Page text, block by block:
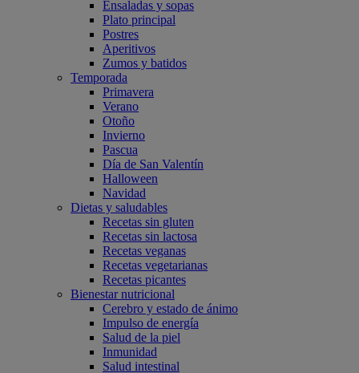
Ensaladas y sopas
Plato principal
Postres
Aperitivos
Zumos y batidos
Temporada
Primavera
Verano
Otoño
Invierno
Pascua
Día de San Valentín
Halloween
Navidad
Dietas y saludables
Recetas sin gluten
Recetas sin lactosa
Recetas veganas
Recetas vegetarianas
Recetas picantes
Bienestar nutricional
Cerebro y estado de ánimo
Impulso de energía
Salud de la piel
Inmunidad
Salud intestinal